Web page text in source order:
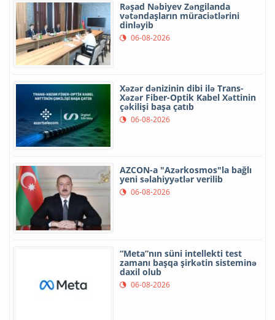
Rəşad Nəbiyev Zəngilanda
vətəndaşların müraciətlərini
dinləyib
06-08-2026
Xəzər dənizinin dibi ilə Trans-
Xəzər Fiber-Optik Kabel Xəttinin
çəkilişi başa çatıb
06-08-2026
AZCON-a "Azərkosmos"la bağlı
yeni səlahiyyətlər verilib
06-08-2026
“Meta”nın süni intellekti test
zamanı başqa şirkətin sisteminə
daxil olub
06-08-2026